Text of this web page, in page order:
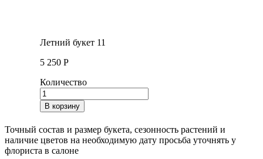
Летний букет 11
5 250 Р
Количество
В корзину
Точный состав и размер букета, сезонность растений и
наличие цветов на необходимую дату просьба уточнять у
флориста в салоне